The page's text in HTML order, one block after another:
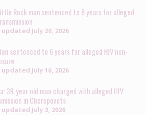
Rock man sentenced to 8 years for alleged
updated July 20, 2026
sentenced to 6 years for alleged HIV non-
updated July 16, 2026
39-year old man charged with alleged HIV
in Cherepovets
updated July 3, 2026